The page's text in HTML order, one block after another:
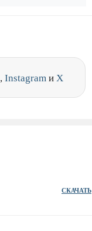
, Instagram и X
СКАЧАТЬ